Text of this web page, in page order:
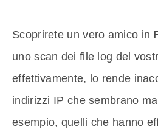
Scoprirete un vero amico in
uno scan dei file log del
effettivamente, lo rende
indirizzi IP che sembrano
esempio, quelli che hanno